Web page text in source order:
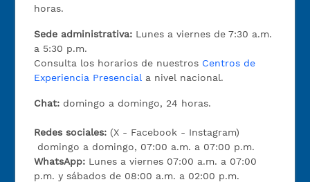
horas.
Sede administrativa: Lunes a viernes de 7:30 a.m.
a 5:30 p.m.
Consulta los horarios de nuestros Centros de
Experiencia Presencial a nivel nacional.
Chat: domingo a domingo, 24 horas.
Redes sociales: (X - Facebook - Instagram)
domingo a domingo, 07:00 a.m. a 07:00 p.m.
WhatsApp: Lunes a viernes 07:00 a.m. a 07:00
p.m. y sábados de 08:00 a.m. a 02:00 p.m.